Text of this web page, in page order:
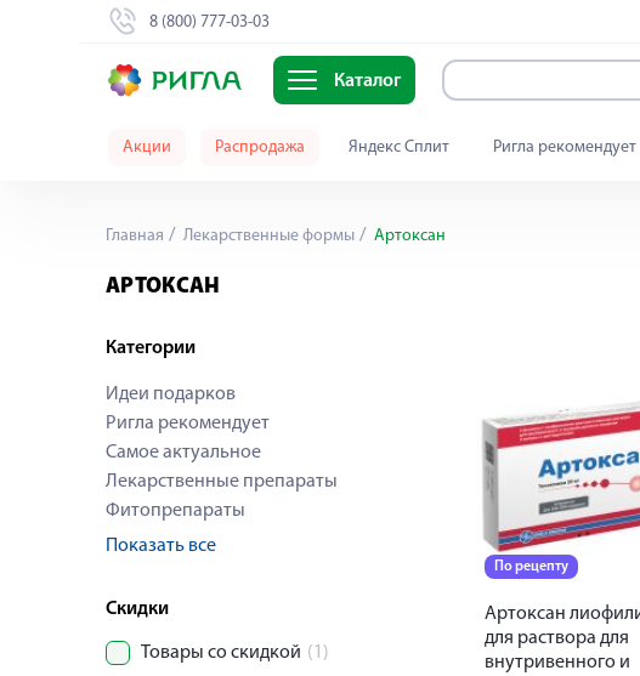
8 (800) 777-03-03
Каталог
Акции Распродажа Яндекс Сплит Ригла рекомендует
Главная Лекарственные формы Артоксан
АРТОКСАН
Категории
Идеи подарков
Ригла рекомендует
Самое актуальное
Лекарственные препараты
Фитопрепараты
Показать все
Скидки
Товары со скидкой (1)
По рецепту
Артоксан
для раствора для
внутривенного и